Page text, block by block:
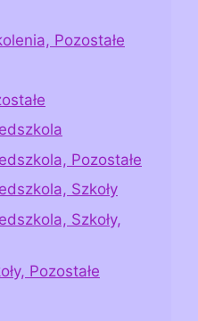
Pozostałe
Pozostałe
Szkoły
Szkoły,
Pozostałe